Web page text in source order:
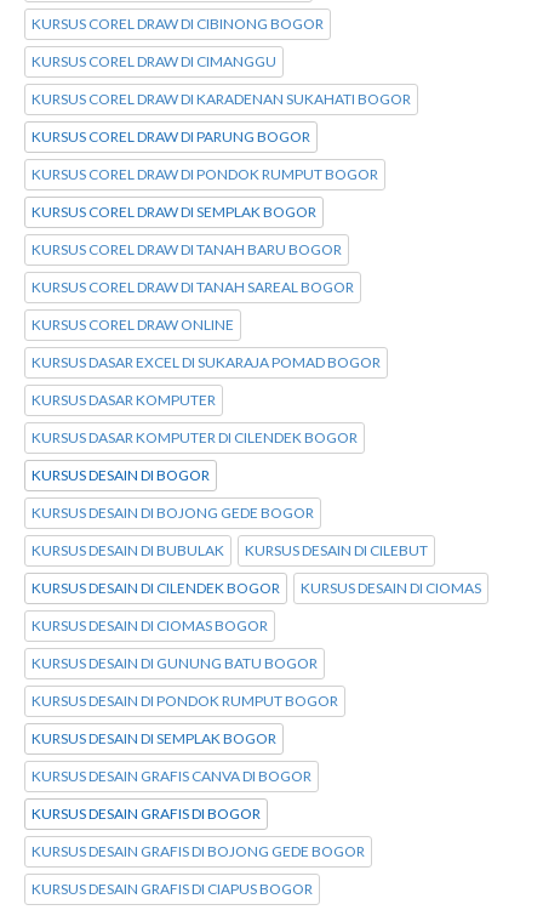
KURSUS COREL DRAW DI CIBINONG BOGOR
KURSUS COREL DRAW DI CIMANGGU
KURSUS COREL DRAW DI KARADENAN SUKAHATI BOGOR
KURSUS COREL DRAW DI PARUNG BOGOR
KURSUS COREL DRAW DI PONDOK RUMPUT BOGOR
KURSUS COREL DRAW DI SEMPLAK BOGOR
KURSUS COREL DRAW DI TANAH BARU BOGOR
KURSUS COREL DRAW DI TANAH SAREAL BOGOR
KURSUS COREL DRAW ONLINE
KURSUS DASAR EXCEL DI SUKARAJA POMAD BOGOR
KURSUS DASAR KOMPUTER
KURSUS DASAR KOMPUTER DI CILENDEK BOGOR
KURSUS DESAIN DI BOGOR
KURSUS DESAIN DI BOJONG GEDE BOGOR
KURSUS DESAIN DI BUBULAK KURSUS DESAIN DI CILEBUT
KURSUS DESAIN DI CILENDEK BOGOR KURSUS DESAIN DI CIOMAS
KURSUS DESAIN DI CIOMAS BOGOR
KURSUS DESAIN DI GUNUNG BATU BOGOR
KURSUS DESAIN DI PONDOK RUMPUT BOGOR
KURSUS DESAIN DI SEMPLAK BOGOR
KURSUS DESAIN GRAFIS CANVA DI BOGOR
KURSUS DESAIN GRAFIS DI BOGOR
KURSUS DESAIN GRAFIS DI BOJONG GEDE BOGOR
KURSUS DESAIN GRAFIS DI CIAPUS BOGOR